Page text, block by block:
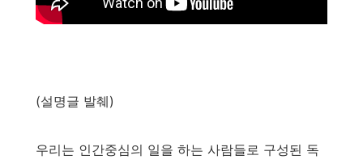
(설명글 발췌)
우리는 인간중심의 일을 하는 사람들로 구성된 독